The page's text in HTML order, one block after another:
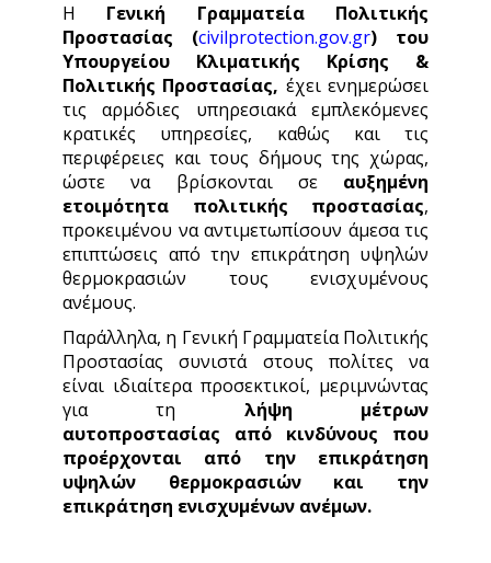
Η Γενική Γραμματεία Πολιτικής
Προστασίας (civilprotection.gov.gr)
του
Υπουργείου Κλιματικής Κρίσης &
Πολιτικής Προστασίας, έχει ενημερώσει
τις αρμόδιες υπηρεσιακά εμπλεκόμενες
κρατικές υπηρεσίες, καθώς και τις
περιφέρειες και τους δήμους της χώρας,
ώστε να βρίσκονται σε αυξημένη
ετοιμότητα πολιτικής προστασίας,
προκειμένου να αντιμετωπίσουν άμεσα τις
επιπτώσεις από την επικράτηση υψηλών
θερμοκρασιών τους ενισχυμένους
ανέμους.
Παράλληλα, η Γενική Γραμματεία Πολιτικής
Προστασίας συνιστά στους πολίτες να
είναι ιδιαίτερα προσεκτικοί, μεριμνώντας
για τη λήψη μέτρων
αυτοπροστασίας από
κινδύνους που
προέρχονται από την επικράτηση
υψηλών θερμοκρασιών και την
επικράτηση ενισχυμένων ανέμων.